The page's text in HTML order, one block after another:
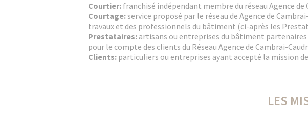
Courtier: franchisé indépendant membre du réseau Agence de
Courtage:service proposé par le réseau de Agence de
travaux et des professionnels du bâtiment (ci-après les
Prestataires: artisans ou entreprises du bâtiment partenaires
pour le compte des clients du Réseau Agence de Cambrai-
Clients: particuliers ou entreprises ayant accepté la mission
LES